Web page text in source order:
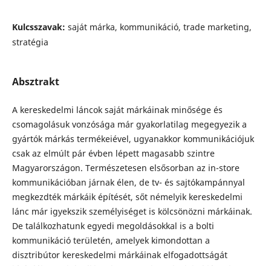
Kulcsszavak: saját márka, kommunikáció, trade marketing,
stratégia
Absztrakt
A kereskedelmi láncok saját márkáinak minősége és
csomagolásuk vonzósága már gyakorlatilag megegyezik a
gyártók márkás termékeiével, ugyanakkor kommunikációjuk
csak az elmúlt pár évben lépett magasabb szintre
Magyarországon. Természetesen elsősorban az in-store
kommunikációban járnak élen, de tv- és sajtókampánnyal
megkezdték márkáik építését, sőt némelyik kereskedelmi
lánc már igyekszik személyiséget is kölcsönözni márkáinak.
De találkozhatunk egyedi megoldásokkal is a bolti
kommunikáció területén, amelyek kimondottan a
disztribútor kereskedelmi márkáinak elfogadottságát